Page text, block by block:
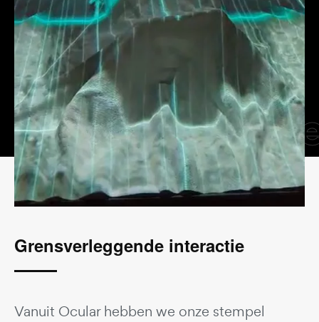
Grensverleggende interactie
Vanuit Ocular hebben we onze stempel